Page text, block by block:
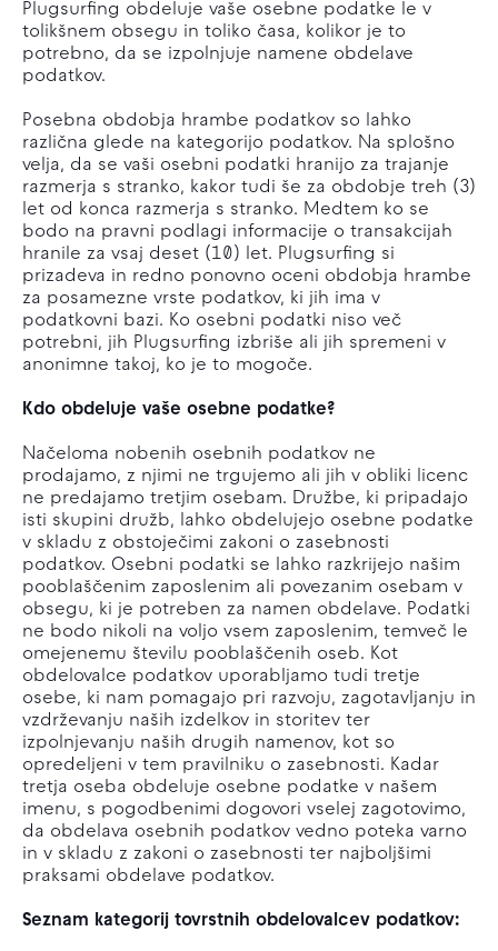
Plugsurfing obdeluje vaše osebne podatke le v
tolikšnem obsegu in toliko časa, kolikor je to
potrebno, da se izpolnjuje namene obdelave
podatkov.
Posebna obdobja hrambe podatkov so lahko
različna glede na kategorijo podatkov. Na splošno
velja, da se vaši osebni podatki hranijo za trajanje
razmerja s stranko, kakor tudi še za obdobje treh (3)
let od konca razmerja s stranko. Medtem ko se
bodo na pravni podlagi informacije o transakcijah
hranile za vsaj deset (10) let. Plugsurfing si
prizadeva in redno ponovno oceni obdobja hrambe
za posamezne vrste podatkov, ki jih ima v
podatkovni bazi. Ko osebni podatki niso več
potrebni, jih Plugsurfing izbriše ali jih spremeni v
anonimne takoj, ko je to mogoče.
Kdo obdeluje vaše osebne podatke?
Načeloma nobenih osebnih podatkov ne
prodajamo, z njimi ne trgujemo ali jih v obliki licenc
ne predajamo tretjim osebam. Družbe, ki pripadajo
isti skupini družb, lahko obdelujejo osebne podatke
v skladu z obstoječimi zakoni o zasebnosti
podatkov. Osebni podatki se lahko razkrijejo našim
pooblaščenim zaposlenim ali povezanim osebam v
obsegu, ki je potreben za namen obdelave. Podatki
ne bodo nikoli na voljo vsem zaposlenim, temveč le
omejenemu številu pooblaščenih oseb. Kot
obdelovalce podatkov uporabljamo tudi tretje
osebe, ki nam pomagajo pri razvoju, zagotavljanju in
vzdrževanju naših izdelkov in storitev ter
izpolnjevanju naših drugih namenov, kot so
opredeljeni v tem pravilniku o zasebnosti. Kadar
tretja oseba obdeluje osebne podatke v našem
imenu, s pogodbenimi dogovori vselej zagotovimo,
da obdelava osebnih podatkov vedno poteka varno
in v skladu z zakoni o zasebnosti ter najboljšimi
praksami obdelave podatkov.
Seznam kategorij tovrstnih obdelovalcev podatkov: